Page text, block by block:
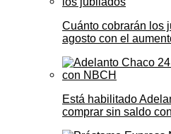
Cuánto cobrarán los
agosto con el
Está habilitado
comprar sin saldo